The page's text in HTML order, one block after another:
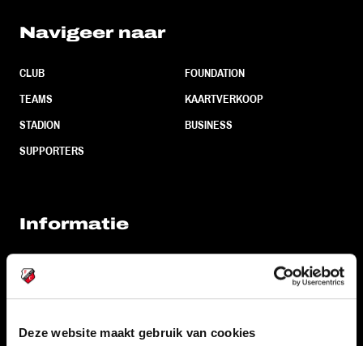
Deze website maakt gebruik van cookies
Navigeer naar
CLUB
TEAMS
STADION
SUPPORTERS
FOUNDATION
KAARTVERKOOP
BUSINESS
Informatie
VERTROUWENSPERSOON